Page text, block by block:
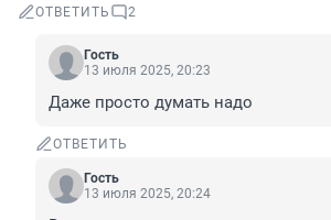
ОТВЕТИТЬ 2
Гость
13 июля 2025, 20:23
Даже просто думать надо
ОТВЕТИТЬ
Гость
13 июля 2025, 20:24